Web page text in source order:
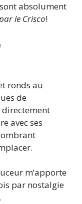
absolument
le Crisco!
ronds au
de
directement
avec ses
m’apporte
par nostalgie